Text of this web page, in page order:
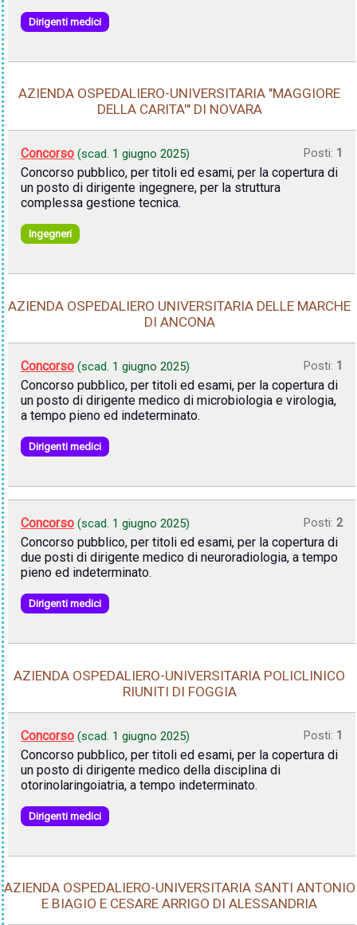
Dirigenti medici
AZIENDA OSPEDALIERO-UNIVERSITARIA "MAGGIORE
DELLA CARITA'" DI NOVARA
Concorso (scad. 1 giugno 2025) Posti: 1
Concorso pubblico, per titoli ed esami, per la copertura di
un posto di dirigente ingegnere, per la struttura
complessa gestione tecnica.
Ingegneri
AZIENDA OSPEDALIERO UNIVERSITARIA DELLE MARCHE
DI ANCONA
Concorso (scad. 1 giugno 2025) Posti: 1
Concorso pubblico, per titoli ed esami, per la copertura di
un posto di dirigente medico di microbiologia e virologia,
a tempo pieno ed indeterminato.
Dirigenti medici
Concorso (scad. 1 giugno 2025) Posti: 2
Concorso pubblico, per titoli ed esami, per la copertura di
due posti di dirigente medico di neuroradiologia, a tempo
pieno ed indeterminato.
Dirigenti medici
AZIENDA OSPEDALIERO-UNIVERSITARIA POLICLINICO
RIUNITI DI FOGGIA
Concorso (scad. 1 giugno 2025) Posti: 1
Concorso pubblico, per titoli ed esami, per la copertura di
un posto di dirigente medico della disciplina di
otorinolaringoiatria, a tempo indeterminato.
Dirigenti medici
AZIENDA OSPEDALIERO-UNIVERSITARIA SANTI ANTONIO
E BIAGIO E CESARE ARRIGO DI ALESSANDRIA